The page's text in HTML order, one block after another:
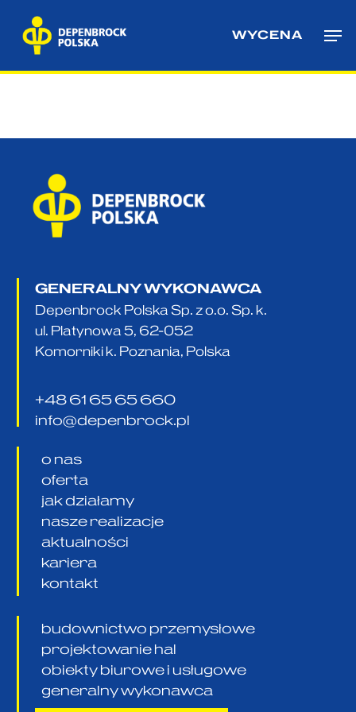
content
WYCENA
GENERALNY WYKONAWCA
Depenbrock Polska Sp. z o.o. Sp. k.
ul. Platynowa 5, 62-052
Komorniki k. Poznania, Polska
+48 61 65 65 660
info@depenbrock.pl
o nas
oferta
jak działamy
nasze realizacje
aktualności
kariera
kontakt
budownictwo przemysłowe
projektowanie hal
obiekty biurowe i usługowe
generalny wykonawca